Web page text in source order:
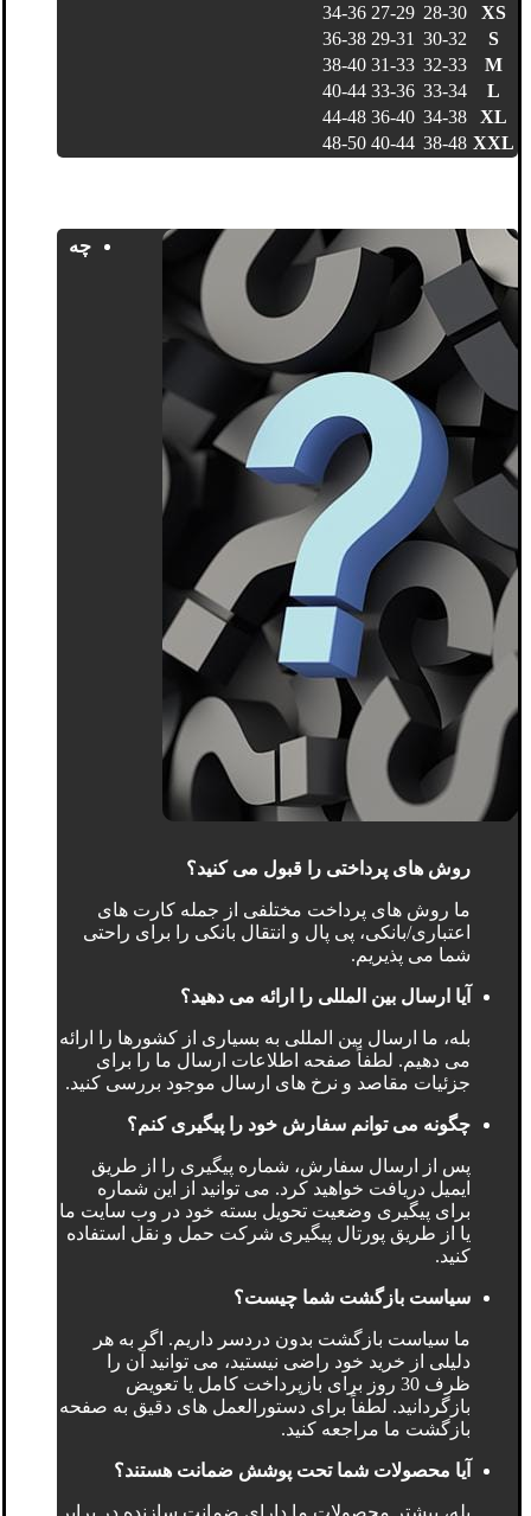
XS
28-30
27-29
34-36
S
30-32
29-31
36-38
M
32-33
31-33
38-40
L
33-34
33-36
40-44
XL
34-38
36-40
44-48
XXL
38-48
40-44
48-50
چه
روش های پرداختی را قبول می کنید؟
ما روش های پرداخت مختلفی از جمله کارت های
اعتباری/بانکی، پی پال و انتقال بانکی را برای راحتی
شما می پذیریم.
آیا ارسال بین المللی را ارائه می دهید؟
بله، ما ارسال بین المللی به بسیاری از کشورها را ارائه
می دهیم. لطفاً صفحه اطلاعات ارسال ما را برای
جزئیات مقاصد و نرخ های ارسال موجود بررسی کنید.
چگونه می توانم سفارش خود را پیگیری کنم؟
پس از ارسال سفارش، شماره پیگیری را از طریق
ایمیل دریافت خواهید کرد. می توانید از این شماره
برای پیگیری وضعیت تحویل بسته خود در وب سایت ما
یا از طریق پورتال پیگیری شرکت حمل و نقل استفاده
کنید.
سیاست بازگشت شما چیست؟
ما سیاست بازگشت بدون دردسر داریم. اگر به هر
دلیلی از خرید خود راضی نیستید، می توانید آن را
ظرف 30 روز برای بازپرداخت کامل یا تعویض
بازگردانید. لطفاً برای دستورالعمل های دقیق به صفحه
بازگشت ما مراجعه کنید.
آیا محصولات شما تحت پوشش ضمانت هستند؟
بله، بیشتر محصولات ما دارای ضمانت سازنده در برابر